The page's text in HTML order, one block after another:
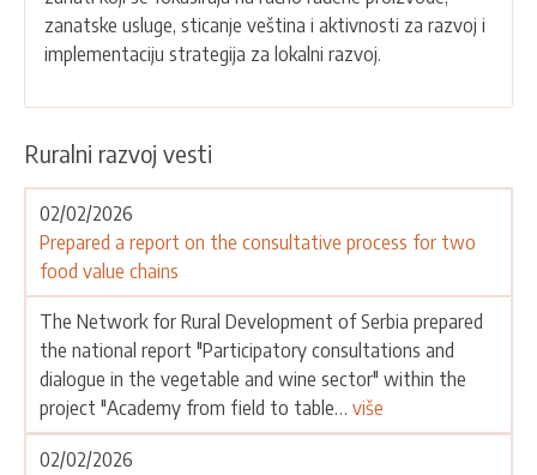
zanatske usluge, sticanje veština i aktivnosti za razvoj i
implementaciju strategija za lokalni razvoj.
Ruralni razvoj vesti
02/02/2026
Prepared a report on the consultative process for two
food value chains
The Network for Rural Development of Serbia prepared
the national report "Participatory consultations and
dialogue in the vegetable and wine sector" within the
project "Academy from field to table…više
02/02/2026